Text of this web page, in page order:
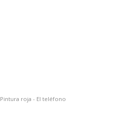
Pintura roja - El teléfono